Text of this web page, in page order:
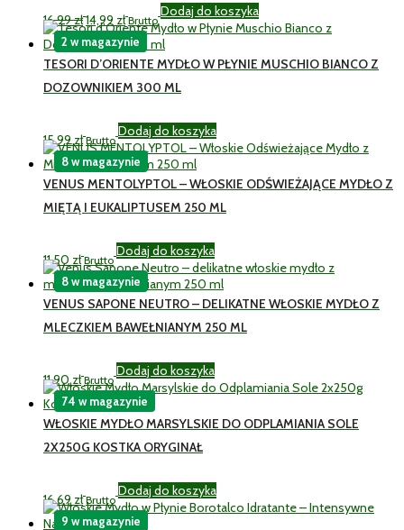
16,99złcena
wynosiła:
16,99 zł.
14,99 zł
Aktualna
cena
wynosi:
14,99 zł.
Brutto
Dodaj do koszyka
TESORI D’ORIENTE MYDŁO W PŁYNIE MUSCHIO BIANCO Z
DOZOWNIKIEM 300 ML
15,99zł Brutto
Dodaj do koszyka
2 w magazynie
VENUS MENTOLYPTOL – WŁOSKIE ODŚWIEŻAJĄCE MYDŁO Z
MIĘTĄ I EUKALIPTUSEM 250 ML
11,50 zł Brutto
Dodaj do koszyka
8 w magazynie
VENUS SAPONE NEUTRO – DELIKATNE WŁOSKIE MYDŁO Z
MLECZKIEM BAWEŁNIANYM 250 ML
11,90zł Brutto
Dodaj do koszyka
8 w magazynie
WŁOSKIE MYDŁO MARSYLSKIE DO ODPLAMIANIA SOLE
2X250G KOSTKA ORYGINAŁ
16,69 zł Brutto
Dodaj do koszyka
74 w magazynie
9 w magazynie